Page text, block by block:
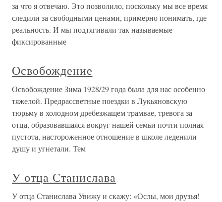
за что я отвечаю. Это позволило, поскольку мы все время
следили за свободными ценами, примерно понимать, где
реальность. И мы подтягивали так называемые
фиксированные
Освобождение
Освобождение Зима 1928/29 года была для нас особенно
тяжелой. Предрассветные поездки в Лукьяновскую
тюрьму в холодном дребезжащем трамвае, тревога за
отца, образовавшаяся вокруг нашей семьи почти полная
пустота, настороженное отношение в школе леденили
душу и угнетали. Тем
У отца Станислава
У отца Станислава Увижу и скажу: «Ослы, мои друзья!